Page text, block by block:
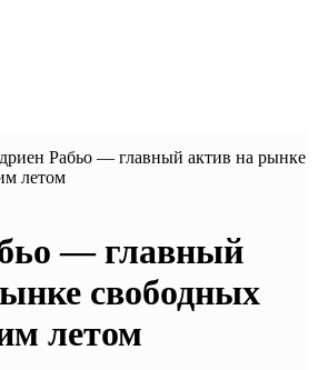
Рабьо — главный актив на рынке
летом
— главный
свободных
летом